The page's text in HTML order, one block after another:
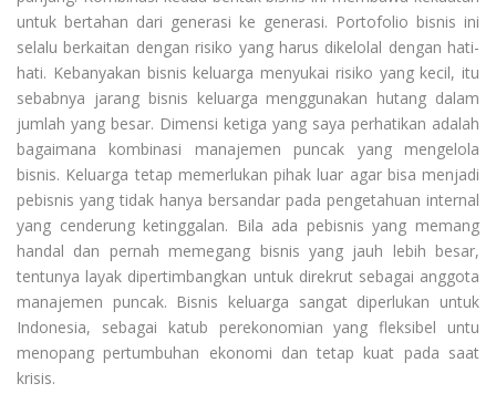
untuk bertahan dari generasi ke generasi. Portofolio bisnis ini
selalu berkaitan dengan risiko yang harus dikelolal dengan hati-
hati. Kebanyakan bisnis keluarga menyukai risiko yang kecil, itu
sebabnya jarang bisnis keluarga menggunakan hutang dalam
jumlah yang besar. Dimensi ketiga yang saya perhatikan adalah
bagaimana kombinasi manajemen puncak yang mengelola
bisnis. Keluarga tetap memerlukan pihak luar agar bisa menjadi
pebisnis yang tidak hanya bersandar pada pengetahuan internal
yang cenderung ketinggalan. Bila ada pebisnis yang memang
handal dan pernah memegang bisnis yang jauh lebih besar,
tentunya layak dipertimbangkan untuk direkrut sebagai anggota
manajemen puncak. Bisnis keluarga sangat diperlukan untuk
Indonesia, sebagai katub perekonomian yang fleksibel untu
menopang pertumbuhan ekonomi dan tetap kuat pada saat
krisis.